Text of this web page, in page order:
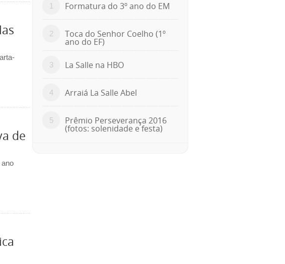
de
1 Formatura do 3º ano do EM
2 Toca do Senhor Coelho (1º
ano do EF)
3 La Salle na HBO
4 Arraiá La Salle Abel
5 Prêmio Perseverança 2016
(fotos: solenidade e festa)